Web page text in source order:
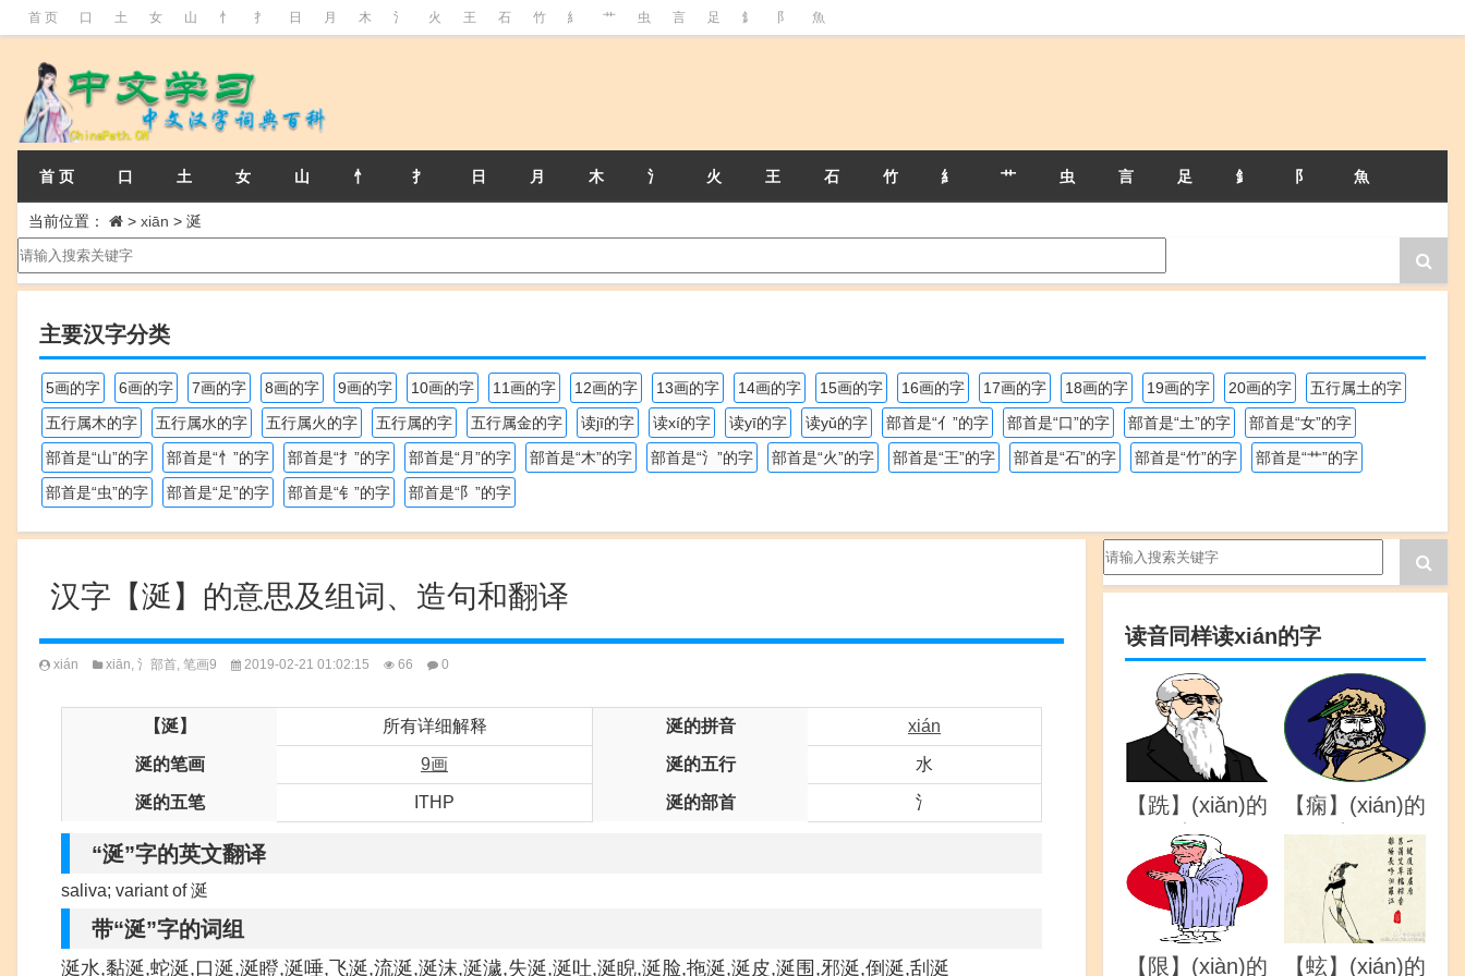
首 页 口 土 女 山 忄 扌 日 月 木 氵 火 王 石 竹 糹 艹 虫 言 足 釒 阝 魚
首 页 口 土 女 山 忄 扌 日 月 木 氵 火 王 石 竹 糹 艹 虫 言 足 釒 阝 魚
当前位置： > xiān > 涎
主要汉字分类
5画的字 6画的字 7画的字 8画的字 9画的字 10画的字 11画的字 12画的字 13画的字 14画的字 15画的字 16画的字 17画的字 18画的字 19画的字 20画的字
五行属土的字
五行属木的字
五行属水的字 五行属火的字 五行属的字 五行属金的字 读jī的字 读xí的字 读yī的字 读yǔ的字 部首是“亻”的字 部首是“口”的字 部首是“土”的字
部首是“女”的字
部首是“山”的字
部首是“忄”的字 部首是“扌”的字 部首是“月”的字 部首是“木”的字 部首是“氵”的字 部首是“火”的字 部首是“王”的字 部首是“石”的字 部首是“竹”的字
部首是“艹”的字
部首是“虫”的字
部首是“足”的字 部首是“钅”的字 部首是“阝”的字
汉字【涎】的意思及组词、造句和翻译
xián xiān, 氵部首, 笔画9 2019-02-21 01:02:15 66 0
【涎】 所有详细解释 涎的拼音 xián
涎的笔画 9画 涎的五行 水
涎的五笔 ITHP 涎的部首 氵
“涎”字的英文翻译
saliva; variant of 涎
带“涎”字的词组
涎水,黏涎,蛇涎,口涎,涎瞪,涎唾,飞涎,流涎,涎沫,涎濊,失涎,涎吐,涎睨,涎脸,拖涎,涎皮,涎围,邪涎,倒涎,刮涎
读音同样读xián的字
【跣】(xiǎn)的
详解
【痫】(xián)的
详解
【限】(xiàn)的 【蚿】(xián)的